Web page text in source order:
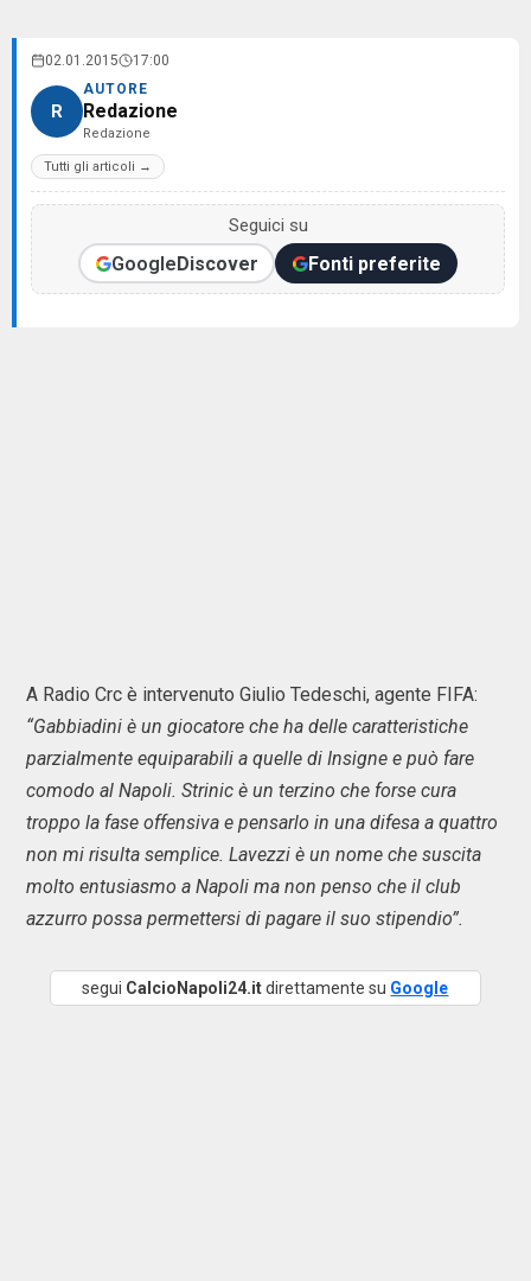
02.01.2015 17:00
R
AUTORE
Redazione
Redazione
Tutti gli articoli →
Seguici su
GoogleDiscover Fonti preferite
A Radio Crc è intervenuto Giulio Tedeschi, agente FIFA:
“Gabbiadini è un giocatore che ha delle caratteristiche
parzialmente equiparabili a quelle di Insigne e può fare
comodo al Napoli. Strinic è un terzino che forse cura
troppo la fase offensiva e pensarlo in una difesa a quattro
non mi risulta semplice. Lavezzi è un nome che suscita
molto entusiasmo a Napoli ma non penso che il club
azzurro possa permettersi di pagare il suo stipendio”.
segui CalcioNapoli24.itdirettamente su Google